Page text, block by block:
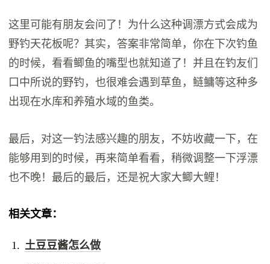
这里可能有朋友会问了！为什么这种调漂方式会成为
野钓天花板呢？其实，答案非常简单，你在下次钓鱼
的时候，看看鲫鱼的嘴型也就知道了！并且在钓友们
口中所说的野钓，也很难会遇到草鱼，鲢鳙等这种多
出现在水库和养殖水域的鱼类。
最后，对这一钓法感兴趣的朋友，不妨收藏一下，在
能够用到的时候，再来简单看看，稍微调整一下浮漂
也不晚！最后的最后，还是祝大家大鲫大鲤！
相关文章：
土豆豆酱怎么做